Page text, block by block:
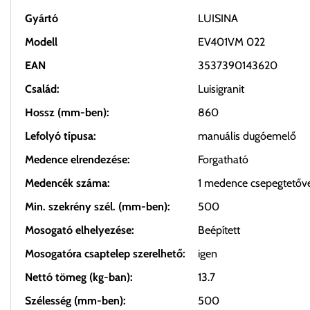
Gyártó
LUISINA
Modell
EV401VM 022
EAN
3537390143620
Család:
Luisigranit
Hossz (mm-ben):
860
Lefolyó típusa:
manuális dugóemelő
Medence elrendezése:
Forgatható
Medencék száma:
1 medence
Min. szekrény szél. (mm-ben):
500
Mosogató elhelyezése:
Beépített
Mosogatóra csaptelep szerelhető:
igen
Nettó tömeg (kg-ban):
13.7
Szélesség (mm-ben):
500